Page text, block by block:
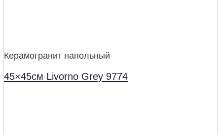
Керамогранит напольный
45×45см Livorno Grey 9774